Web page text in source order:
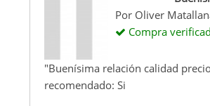
Por Oliver
Compra
"Buenísima relación calidad
recomendado: Si